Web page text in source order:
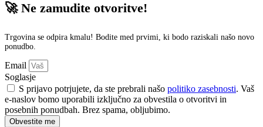
🚀 Ne zamudite otvoritve!
Trgovina se odpira kmalu! Bodite med prvimi, ki bodo raziskali našo novo
ponudbo.
Email
Soglasje
S prijavo potrjujete, da ste prebrali našo politiko zasebnosti. Vaš
e-naslov bomo uporabili izključno za obvestila o otvoritvi in
posebnih ponudbah. Brez spama, obljubimo.
Obvestite me